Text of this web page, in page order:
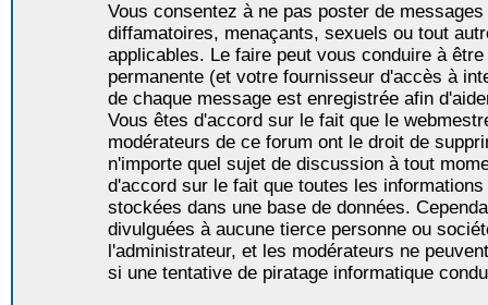
Vous consentez à ne pas poster de
diffamatoires, menaçants, sexuels ou tout
applicables. Le faire peut vous conduire à
permanente (et votre fournisseur d'accès à
de chaque message est enregistrée afin
Vous êtes d'accord sur le fait que le
modérateurs de ce forum ont le droit de
n'importe quel sujet de discussion à tout
d'accord sur le fait que toutes les
stockées dans une base de données.
divulguées à aucune tierce personne ou
l'administrateur, et les modérateurs ne
si une tentative de piratage informatique